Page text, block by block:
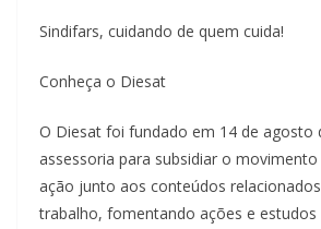
Sindifars, cuidando de quem cuida!
Conheça o Diesat
O Diesat foi fundado em 14 de agosto
assessoria para subsidiar o movimento
ação junto aos conteúdos
trabalho, fomentando ações e estudos